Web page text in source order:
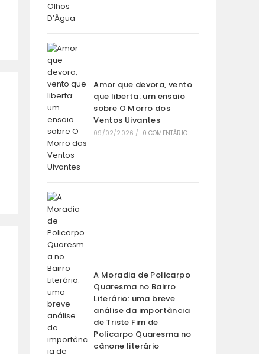
Amor que devora, vento
que liberta: um ensaio
sobre O Morro dos
Ventos Uivantes
09/02/2026 / 0 COMENTÁRIO
A Moradia de Policarpo
Quaresma no Bairro
Literário: uma breve
análise da importância
de Triste Fim de
Policarpo Quaresma no
cânone literário